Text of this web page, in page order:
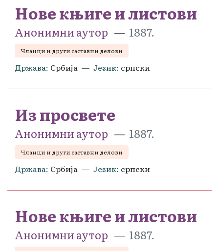
Нове књиге и листови
Анонимни аутор 1887.
Чланци и други саставни делови
Држава Србија Језик српски
Из просвете
Анонимни аутор 1887.
Чланци и други саставни делови
Држава Србија Језик српски
Нове књиге и листови
Анонимни аутор 1887.